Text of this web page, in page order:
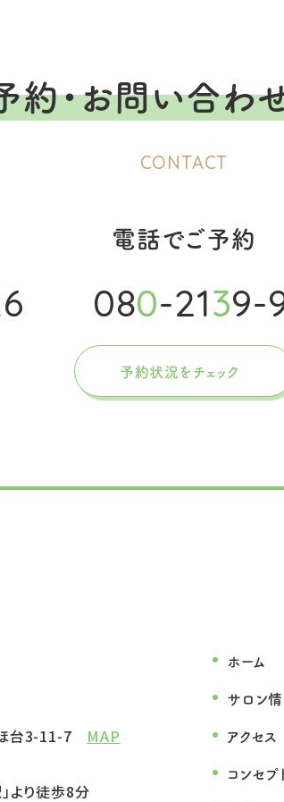
約・お問い合わ
CONTACT
6
電話でご予約
080-2139-
予約状況をチェック
台3-11-7 MAP
より徒歩8分
ホーム
サロン
アクセス
コンセプ